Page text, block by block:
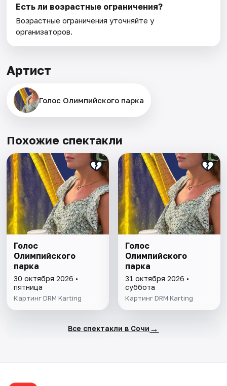
Есть ли возрастные ограничения?
Возрастные ограничения уточняйте у
организаторов.
Артист
Голос Олимпийского парка
Похожие спектакли
Голос
Олимпийского
парка
30 октября 2026 •
пятница
Картинг DRM Karting
Голос
Олимпийского
парка
31 октября 2026 •
суббота
Картинг DRM Karting
Все спектакли в Сочи →